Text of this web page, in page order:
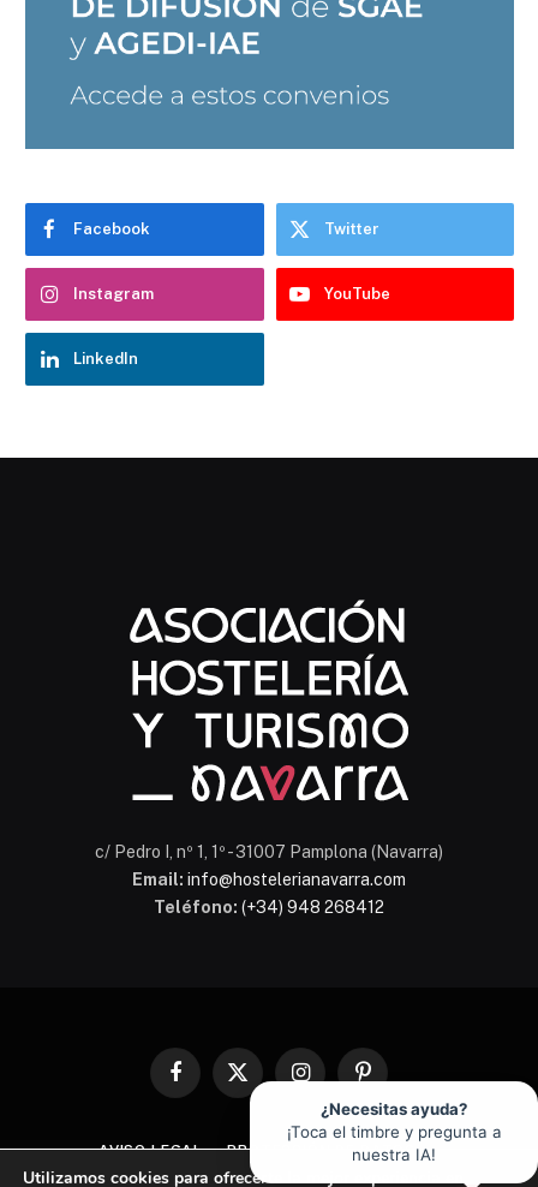
Facebook Twitter
Instagram YouTube
LinkedIn
¿Necesitas ayuda?
¡Toca el timbre y pregunta a
nuestra IA!
Chatbot Hostelería Navarra
En línea
c/ Pedro I, nº 1, 1º - 31007 Pamplona (Navarra)
Email: info@hostelerianavarra.com
Teléfono: (+34) 948 268412
Facebook
X
(Twitter)
InstagramPinterest
AVISO LEGAL PROTECCIÓN DE DATOS
Utilizamos cookies para ofrecerte la mejor experiencia en